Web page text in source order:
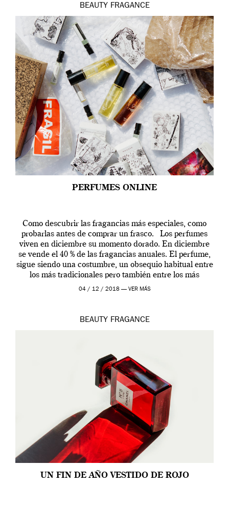
BEAUTY FRAGANCE
PERFUMES ONLINE
Como descubrir las fragancias más especiales, como
probarlas antes de comprar un frasco. Los perfumes
viven en diciembre su momento dorado. En diciembre
se vende el 40 % de las fragancias anuales. El perfume,
sigue siendo una costumbre, un obsequio habitual entre
los más tradicionales pero también entre los más
modernos. Estos días ha […]
04 / 12 / 2018 — VER MÁS
BEAUTY FRAGANCE
UN FIN DE AÑO VESTIDO DE ROJO